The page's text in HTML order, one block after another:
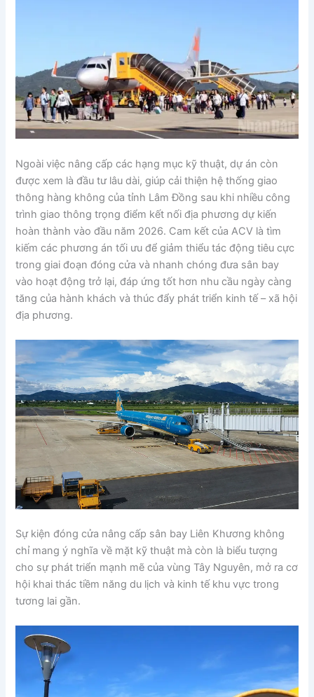
Ngoài việc nâng cấp các hạng mục kỹ thuật, dự án còn
được xem là đầu tư lâu dài, giúp cải thiện hệ thống giao
thông hàng không của tỉnh Lâm Đồng sau khi nhiều công
trình giao thông trọng điểm kết nối địa phương dự kiến
hoàn thành vào đầu năm 2026. Cam kết của ACV là tìm
kiếm các phương án tối ưu để giảm thiểu tác động tiêu cực
trong giai đoạn đóng cửa và nhanh chóng đưa sân bay
vào hoạt động trở lại, đáp ứng tốt hơn nhu cầu ngày càng
tăng của hành khách và thúc đẩy phát triển kinh tế – xã hội
địa phương.
Sự kiện đóng cửa nâng cấp sân bay Liên Khương không
chỉ mang ý nghĩa về mặt kỹ thuật mà còn là biểu tượng
cho sự phát triển mạnh mẽ của vùng Tây Nguyên, mở ra cơ
hội khai thác tiềm năng du lịch và kinh tế khu vực trong
tương lai gần.